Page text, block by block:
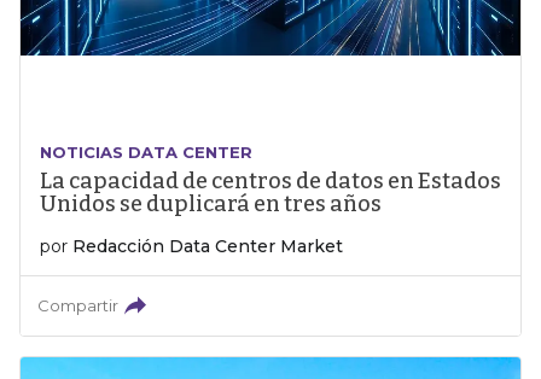
NOTICIAS DATA CENTER
La capacidad de centros de datos en Estados
Unidos se duplicará en tres años
por Redacción Data Center Market
Compartir